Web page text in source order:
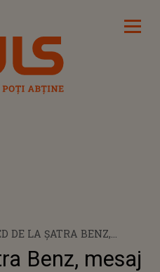
DE LA ȘATRA BENZ,
EMOȚIONANT ÎN
LUI NOSFE:
Benz, mesaj